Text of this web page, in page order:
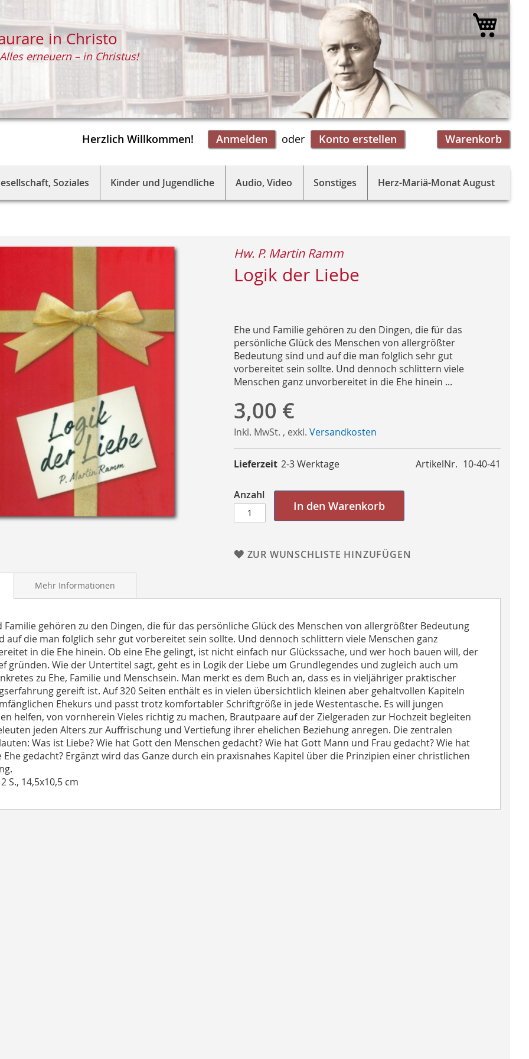
Herzlich Willkommen! Anmelden Warenkorb
Konto erstellen
in Christo
Alles erneuern – in Christus!
Mein
Soziales Kinder und Jugendliche Audio, Video Sonstiges Herz-Mariä-Monat August
Logik der Liebe
Hw. P. Martin Ramm
Ehe und Familie gehören zu den Dingen, die für das
persönliche Glück des Menschen von allergrößter
Bedeutung sind und auf die man folglich sehr gut
vorbereitet sein sollte. Und dennoch schlittern viele
Menschen ganz unvorbereitet in die Ehe hinein ...
3,00 €
Inkl. MwSt. , exkl. Versandkosten
ArtikelNr. 10-40-41
Lieferzeit 2-3 Werktage
Anzahl
In den Warenkorb
ZUR WUNSCHLISTE HINZUFÜGEN
Familie gehören zu den Dingen, die für das persönliche Glück des Menschen von allergrößter Bedeutung
auf die man folglich sehr gut vorbereitet sein sollte. Und dennoch schlittern viele Menschen ganz
in die Ehe hinein. Ob eine Ehe gelingt, ist nicht einfach nur Glückssache, und wer hoch bauen will, der
gründen. Wie der Untertitel sagt, geht es in Logik der Liebe um Grundlegendes und zugleich auch um
zu Ehe, Familie und Menschsein. Man merkt es dem Buch an, dass es in vieljähriger praktischer
gereift ist. Auf 320 Seiten enthält es in vielen übersichtlich kleinen aber gehaltvollen Kapiteln
Ehekurs und passt trotz komfortabler Schriftgröße in jede Westentasche. Es will jungen
helfen, von vornherein Vieles richtig zu machen, Brautpaare auf der Zielgeraden zur Hochzeit begleiten
jeden Alters zur Auffrischung und Vertiefung ihrer ehelichen Beziehung anregen. Die zentralen
Was ist Liebe? Wie hat Gott den Menschen gedacht? Wie hat Gott Mann und Frau gedacht? Wie hat
Ehe gedacht? Ergänzt wird das Ganze durch ein praxisnahes Kapitel über die Prinzipien einer christlichen
S., 14,5x10,5 cm
Mehr Informationen